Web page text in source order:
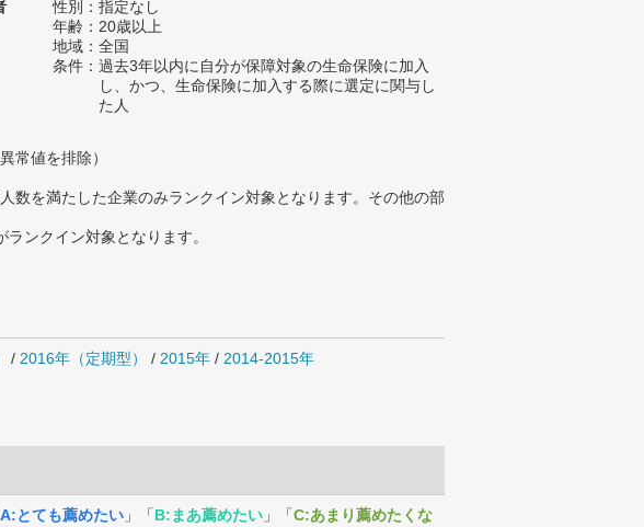
性別：指定なし
年齢：20歳以上
地域：全国
条件：過去3年以内に自分が保障対象の生命保険に加入
し、かつ、生命保険に加入する際に選定に関与し
た人
常値を排除）
を満たした企業のみランクイン対象となります。その他の部
ンクイン対象となります。
/ 2016年（定期型） / 2015年 / 2014-2015年
A:とても薦めたい 」「B:まあ薦めたい 」「C:あまり薦めたくな